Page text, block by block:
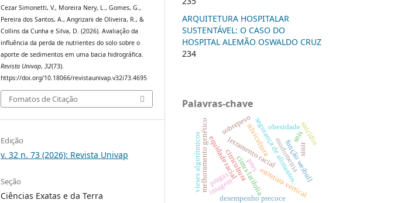
Cezar Simonetti, V., Moreira Nery, L., Gomes, G.,
Pereira dos Santos, A., Angrizani de Oliveira, R., &
Collins da Cunha e Silva, D. (2026). Avaliação da
influência da perda de nutrientes do solo sobre o
aporte de sedimentos em uma bacia hidrográfica.
Revista Univap,32(73).
https://doi.org/10.18066/revistaunivap.v32i73.4695
Fomatos de Citação
Edição
v. 32 n. 73 (2026): Revista Univap
Seção
Ciências Exatas e da Terra
ARQUITETURA HOSPITALAR
SUSTENTÁVEL: O CASO DO
HOSPITAL ALEMÃO OSWALDO CRUZ
234
Palavras-chave
equidade racialletramento racialsegurança de alimentos.
citrus latifolia
citricultura
desempenho precoce
melhoramento genéticopragas
morfometria
estrutura vertical
função weibull
silvicultura
sobrepeso obesidade
pnrs
snis
sinir
imagem
vieses algorítmicos suicídio